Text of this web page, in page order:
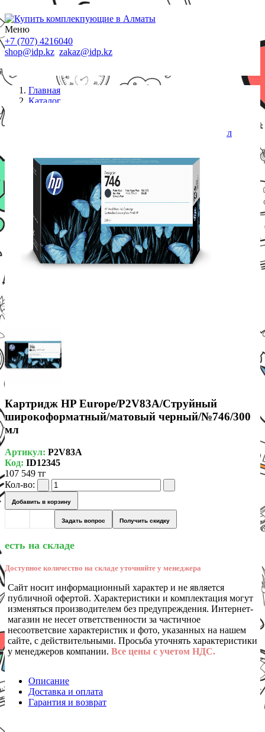
Меню
+7 (707) 4216040
shop@idp.kz zakaz@idp.kz
Главная
Каталог
широкоформатный/матовый черный/№746/300 мл
Картридж HP Europe/P2V83A/Струйный
широкоформатный/матовый черный/№746/300
мл
Артикул: P2V83A
Код: ID12345
107 549 тг
Кол-во:
Добавить в корзину
Задать вопрос Получить скидку
есть на складе
Доступное количество на складе уточняйте у менеджера
Сайт носит информационный характер и не является
публичной офертой. Характеристики и комплектация могут
изменяться производителем без предупреждения. Интернет-
магазин не несет ответственности за частичное
несоответсвие характеристик и фото, указанных на нашем
сайте, с действительными. Просьба уточнять характеристики
у менеджеров компании. Все цены с учетом НДС.
Описание
Доставка и оплата
Гарантия и возврат